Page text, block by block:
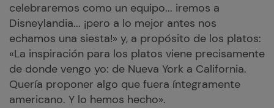
celebraremos como un equipo... iremos a
Disneylandia... ¡pero a lo mejor antes nos
echamos una siesta!» y, a propósito de los platos:
«La inspiración para los platos viene precisamente
de donde vengo yo: de Nueva York a California.
Quería proponer algo que fuera íntegramente
americano. Y lo hemos hecho».